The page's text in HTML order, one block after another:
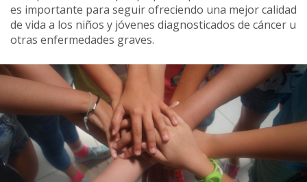
es importante para seguir ofreciendo una mejor calidad
de vida a los niños y jóvenes diagnosticados de cáncer u
otras enfermedades graves.